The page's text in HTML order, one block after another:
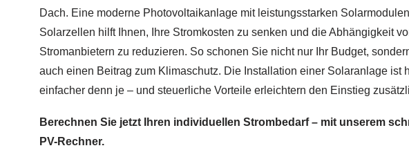
Dach. Eine moderne Photovoltaikanlage mit leistungsstarken
Solarzellen hilft Ihnen, Ihre Stromkosten zu senken und die Abhängigkeit
Stromanbietern zu reduzieren. So schonen Sie nicht nur Ihr Budget,
auch einen Beitrag zum Klimaschutz. Die Installation einer Solaranlage ist
einfacher denn je – und steuerliche Vorteile erleichtern den Einstieg
Berechnen Sie jetzt Ihren individuellen Strombedarf – mit unserem
PV-Rechner.